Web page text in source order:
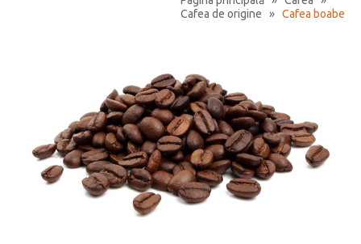
Cafea de origine
» Cafea boabe